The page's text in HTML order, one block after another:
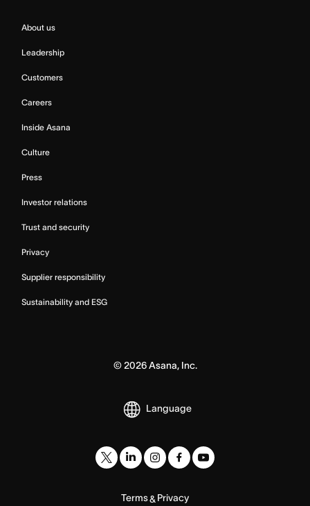
About us
Leadership
Customers
Careers
Inside Asana
Culture
Press
Investor relations
Trust and security
Privacy
Supplier responsibility
Sustainability and ESG
© 2026Asana, Inc.
Language
Terms& Privacy